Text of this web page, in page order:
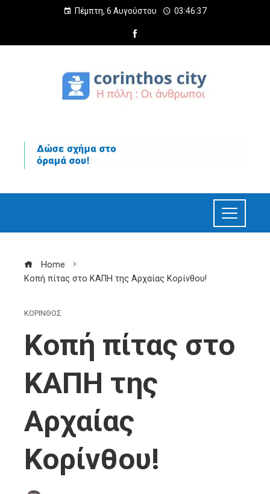
Πέμπτη, 6 Αυγούστου 03:46:38
Home
Kοπή πίτας στο ΚΑΠΗ της Αρχαίας Κορίνθου!
ΚΟΡΙΝΘΟΣ
Kοπή πίτας στο
ΚΑΠΗ της
Αρχαίας
Κορίνθου!